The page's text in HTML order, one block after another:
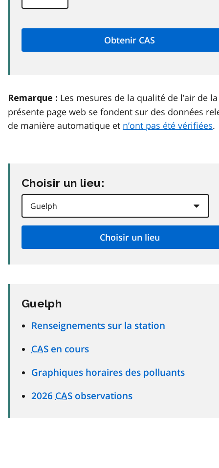
Remarque : Les mesures de la qualité de l’air de la
présente page web se fondent sur des données
de manière automatique et n’ont pas été vérifiées.
Choisir un lieu:
Guelph
Renseignements sur la station
CAS en cours
Graphiques horaires des polluants
2026 CAS observations